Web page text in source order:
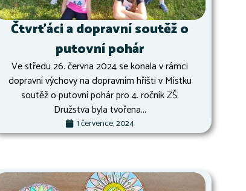
Čtvrťáci a dopravní soutěž o
putovní pohár
Ve středu 26. června 2024 se konala v rámci
dopravní výchovy na dopravním hřišti v Místku
soutěž o putovní pohár pro 4. ročník ZŠ.
Družstva byla tvořena...
1 července, 2024